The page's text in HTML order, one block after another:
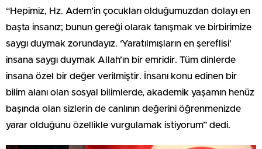
“Hepimiz, Hz. Adem’in çocukları olduğumuzdan dolayı en
başta insanız; bunun gereği olarak tanışmak ve birbirimize
saygı duymak zorundayız. ‘Yaratılmışların en şereflisi’
insana saygı duymak Allah’ın bir emridir. Tüm dinlerde
insana özel bir değer verilmiştir. İnsanı konu edinen bir
bilim alanı olan sosyal bilimlerde, akademik yaşamın henüz
başında olan sizlerin de canlının değerini öğrenmenizde
yarar olduğunu özellikle vurgulamak istiyorum” dedi.